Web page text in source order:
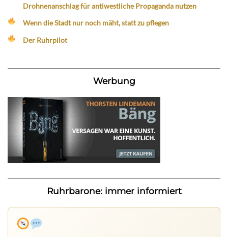
Drohnenanschlag für antiwestliche Propaganda nutzen
Wenn die Stadt nur noch mäht, statt zu pflegen
Der Ruhrpilot
Werbung
Ruhrbarone: immer informiert